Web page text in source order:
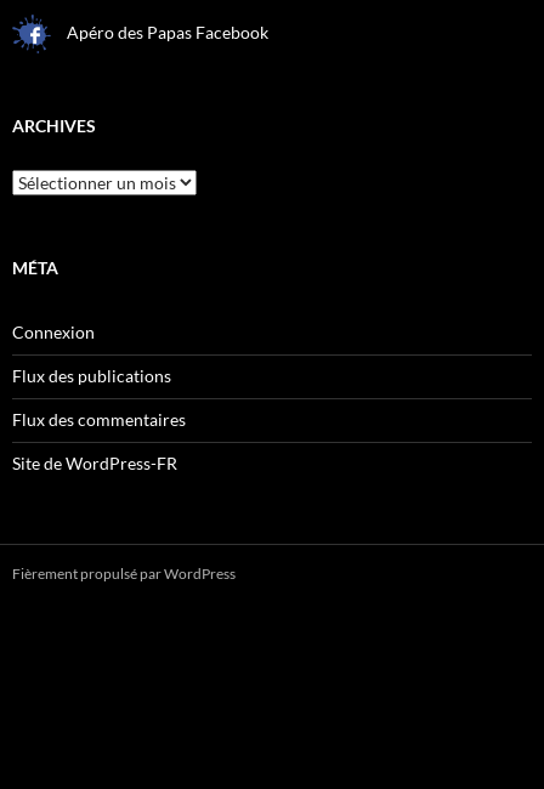
Apéro des Papas Facebook
ARCHIVES
Archives
MÉTA
Connexion
Flux des publications
Flux des commentaires
Site de WordPress-FR
Fièrement propulsé par WordPress